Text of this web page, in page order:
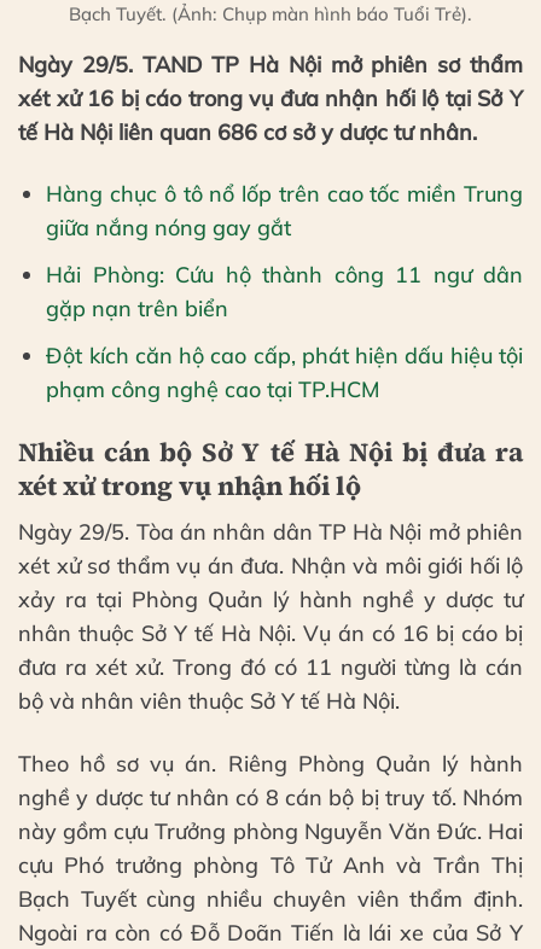
Bạch Tuyết. (Ảnh: Chụp màn hình báo Tuổi Trẻ).
Ngày 29/5. TAND TP Hà Nội mở phiên sơ thẩm
xét xử 16 bị cáo trong vụ đưa nhận hối lộ tại Sở Y
tế Hà Nội liên quan 686 cơ sở y dược tư nhân.
Hàng chục ô tô nổ lốp trên cao tốc miền Trung
giữa nắng nóng gay gắt
Hải Phòng: Cứu hộ thành công 11 ngư dân
gặp nạn trên biển
Đột kích căn hộ cao cấp, phát hiện dấu hiệu tội
phạm công nghệ cao tại TP.HCM
Nhiều cán bộ Sở Y tế Hà Nội bị đưa ra
xét xử trong vụ nhận hối lộ
Ngày 29/5. Tòa án nhân dân TP Hà Nội mở phiên
xét xử sơ thẩm vụ án đưa. Nhận và môi giới hối lộ
xảy ra tại Phòng Quản lý hành nghề y dược tư
nhân thuộc Sở Y tế Hà Nội. Vụ án có 16 bị cáo bị
đưa ra xét xử. Trong đó có 11 người từng là cán
bộ và nhân viên thuộc Sở Y tế Hà Nội.
Theo hồ sơ vụ án. Riêng Phòng Quản lý hành
nghề y dược tư nhân có 8 cán bộ bị truy tố. Nhóm
này gồm cựu Trưởng phòng Nguyễn Văn Đức. Hai
cựu Phó trưởng phòng Tô Tử Anh và Trần Thị
Bạch Tuyết cùng nhiều chuyên viên thẩm định.
Ngoài ra còn có Đỗ Doãn Tiến là lái xe của Sở Y